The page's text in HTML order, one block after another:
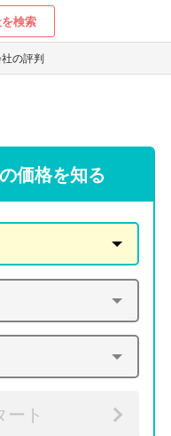
検索
の評判
価格を知る
ート